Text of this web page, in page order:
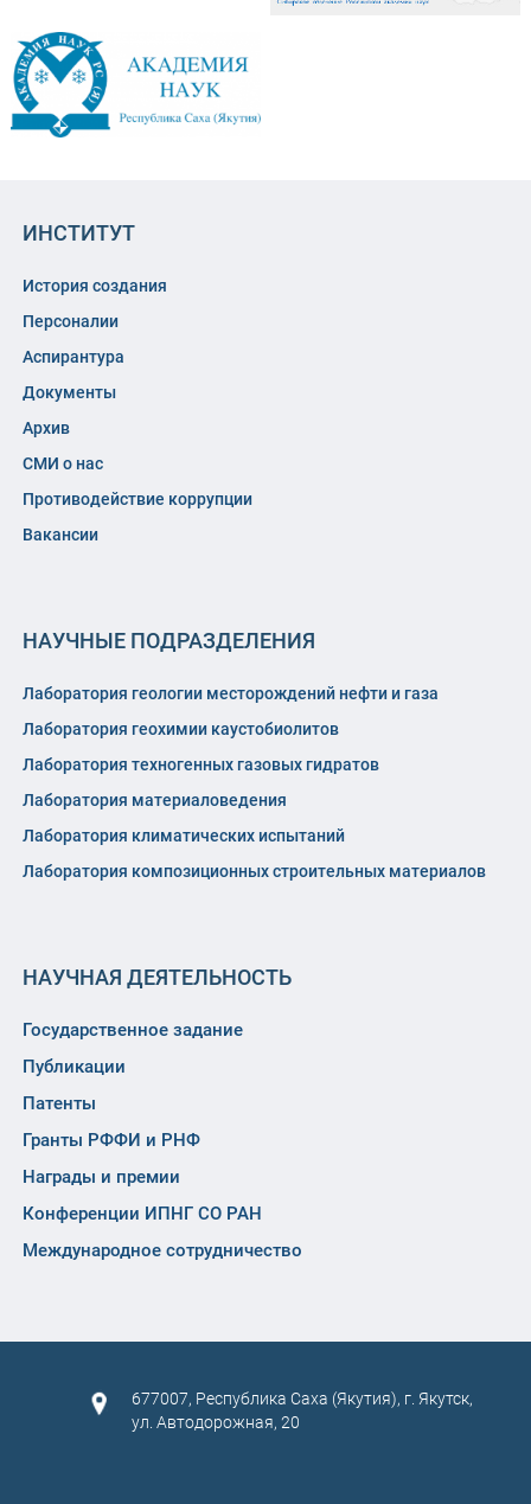
ИНСТИТУТ
История создания
Персоналии
Аспирантура
Документы
Архив
СМИ о нас
Противодействие коррупции
Вакансии
НАУЧНЫЕ ПОДРАЗДЕЛЕНИЯ
Лаборатория геологии месторождений нефти и газа
Лаборатория геохимии каустобиолитов
Лаборатория техногенных газовых гидратов
Лаборатория материаловедения
Лаборатория климатических испытаний
Лаборатория композиционных строительных материалов
НАУЧНАЯ ДЕЯТЕЛЬНОСТЬ
Государственное задание
Публикации
Патенты
Гранты РФФИ и РНФ
Награды и премии
Конференции ИПНГ СО РАН
Международное сотрудничество
677007, Республика Саха (Якутия), г. Якутск,
ул. Автодорожная, 20